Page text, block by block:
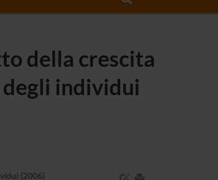
della crescita
degli individui
(2006)